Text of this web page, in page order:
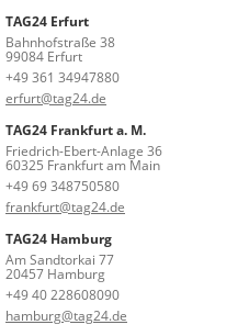
TAG24 Erfurt
Bahnhofstraße 38
99084 Erfurt
+49 361 34947880
erfurt@tag24.de
TAG24 Frankfurt a. M.
Friedrich-Ebert-Anlage 36
60325 Frankfurt am Main
+49 69 348750580
frankfurt@tag24.de
TAG24 Hamburg
Am Sandtorkai 77
20457 Hamburg
+49 40 228608090
hamburg@tag24.de